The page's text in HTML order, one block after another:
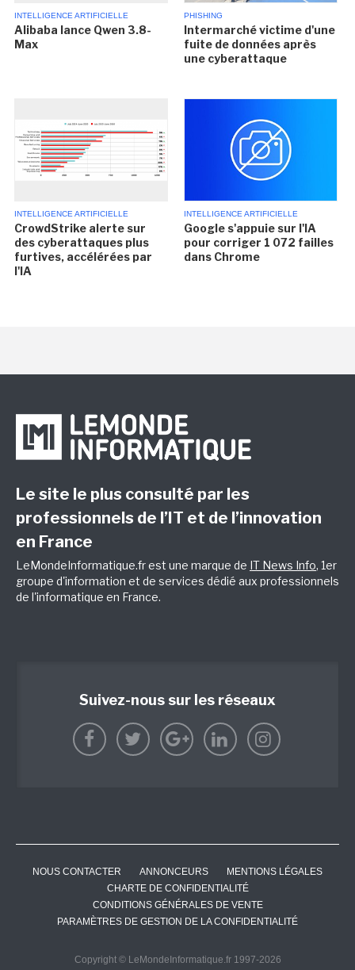
INTELLIGENCE ARTIFICIELLE
Alibaba lance Qwen 3.8-
Max
PHISHING
Intermarché victime d'une
fuite de données après
une cyberattaque
INTELLIGENCE ARTIFICIELLE
CrowdStrike alerte sur
des cyberattaques plus
furtives, accélérées par
l'IA
INTELLIGENCE ARTIFICIELLE
Google s'appuie sur l'IA
pour corriger 1 072 failles
dans Chrome
Le site le plus consulté par les
professionnels de l’IT et de l’innovation
en France
LeMondeInformatique.fr est une marque de IT News Info, 1er
groupe d'information et de services dédié aux professionnels
de l'informatique en France.
Suivez-nous sur les réseaux
NOUS CONTACTER ANNONCEURS
MENTIONS LÉGALES
CHARTE DE CONFIDENTIALITÉ
CONDITIONS GÉNÉRALES DE VENTE
PARAMÈTRES DE GESTION DE LA CONFIDENTIALITÉ
Copyright © LeMondeInformatique.fr 1997-2026